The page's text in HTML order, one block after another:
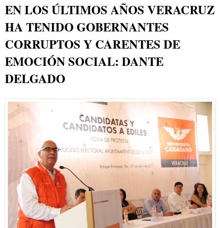
EN LOS ÚLTIMOS AÑOS VERACRUZ
HA TENIDO GOBERNANTES
CORRUPTOS Y CARENTES DE
EMOCIÓN SOCIAL: DANTE
DELGADO